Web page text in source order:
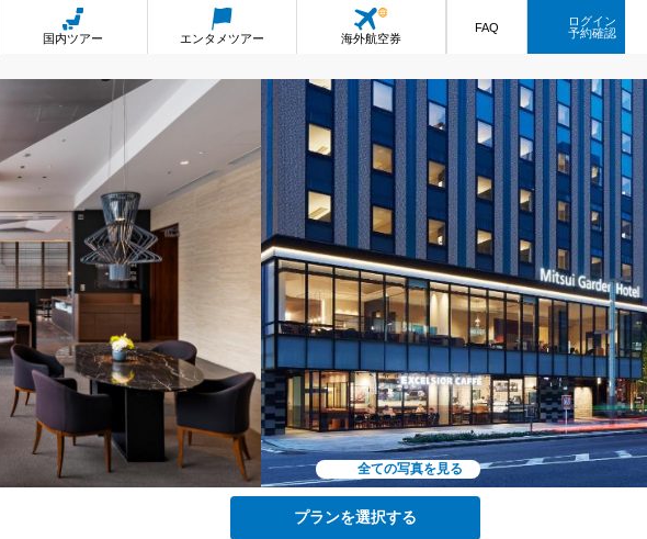
国内ツアー エンタメツアー 海外航空券
FAQ
ログイン
予約確認
全ての写真を見る
プランを選択する